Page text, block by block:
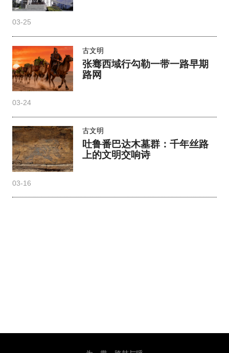
03-25
古文明
张骞西域行勾勒一带一路早期
路网
03-24
古文明
吐鲁番巴达木墓群：千年丝路
上的文明交响诗
03-16